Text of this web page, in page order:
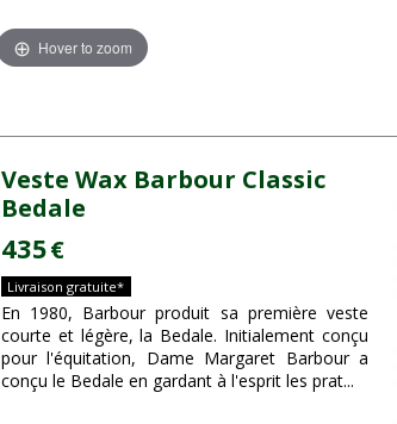
Hover to zoom
Veste Wax Barbour Classic
Bedale
435€
Livraison gratuite*
En 1980, Barbour produit sa première veste
courte et légère, la Bedale. Initialement conçu
pour l'équitation, Dame Margaret Barbour a
conçu le Bedale en gardant à l'esprit les prat...